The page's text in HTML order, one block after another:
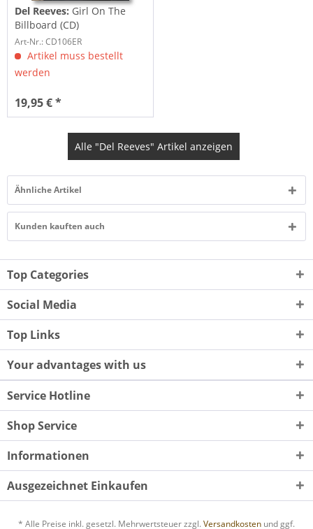
Del Reeves: Girl On The
Billboard (CD)
Art-Nr.: CD106ER
Artikel muss bestellt
werden
19,95 € *
Alle "Del Reeves" Artikel anzeigen
Ähnliche Artikel
Kunden kauften auch
Top Categories
Social Media
Top Links
Your advantages with us
Service Hotline
Shop Service
Informationen
Ausgezeichnet Einkaufen
* Alle Preise inkl. gesetzl. Mehrwertsteuer zzgl. Versandkosten und ggf.